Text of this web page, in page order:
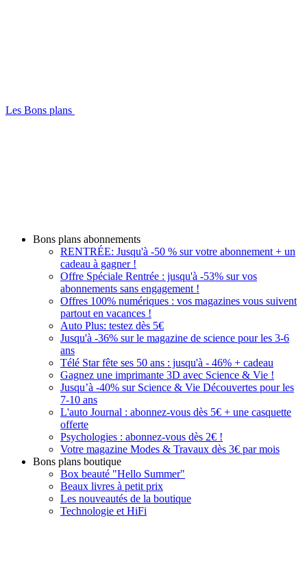
Les Bons plans
Bons plans abonnements
RENTRÉE: Jusqu'à -50 % sur votre abonnement + un
cadeau à gagner !
Offre Spéciale Rentrée : jusqu'à -53% sur vos
abonnements sans engagement !
Offres 100% numériques : vos magazines vous suivent
partout en vacances !
Auto Plus: testez dès 5€
Jusqu'à -36% sur le magazine de science pour les 3-6
ans
Télé Star fête ses 50 ans : jusqu'à - 46% + cadeau
Gagnez une imprimante 3D avec Science & Vie !
Jusqu’à -40% sur Science & Vie Découvertes pour les
7-10 ans
L'auto Journal : abonnez-vous dès 5€ + une casquette
offerte
Psychologies : abonnez-vous dès 2€ !
Votre magazine Modes & Travaux dès 3€ par mois
Bons plans boutique
Box beauté "Hello Summer"
Beaux livres à petit prix
Les nouveautés de la boutique
Technologie et HiFi